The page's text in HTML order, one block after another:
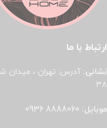
ارتباط با ما
نشانی: آدرس: تهران ، میدان
۳۸
موبایل: 8888060 0936